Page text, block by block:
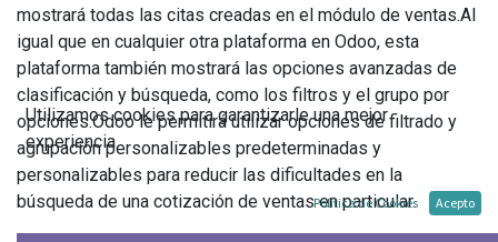
mostrará todas las citas creadas en el módulo de ventas.Al
igual que en cualquier otra plataforma en Odoo, esta
plataforma también mostrará las opciones avanzadas de
clasificación y búsqueda, como los filtros y el grupo por
opciones.Odoo le permitirá utilizar opciones de filtrado y
agrupación personalizables predeterminadas y
personalizables para reducir las dificultades en la
búsqueda de una cotización de ventas en particular.
Utilizamos cookies para garantizarle una mejor
experiencia.
Política de Cookies Acepto